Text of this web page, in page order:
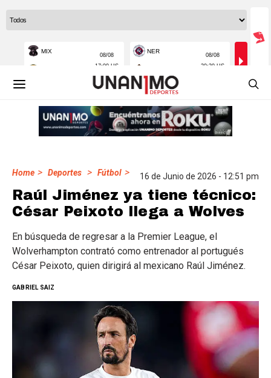
Home > Deportes > Fútbol > 16 de Junio de 2026 - 12:51 pm
Raúl Jiménez ya tiene técnico:
César Peixoto llega a Wolves
En búsqueda de regresar a la Premier League, el
Wolverhampton contrató como entrenador al portugués
César Peixoto, quien dirigirá al mexicano Raúl Jiménez.
GABRIEL SAIZ